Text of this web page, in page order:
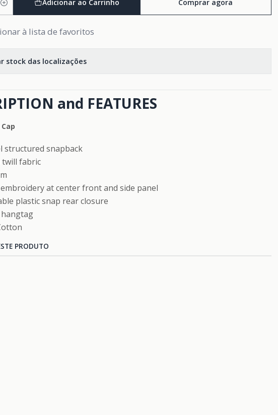
Adicionar ao Carrinho Comprar agora
à lista de favoritos
stock das localizações
and FEATURES
structured snapback
fabric
embroidery at center front and side panel
plastic snap rear closure
hangtag
PRODUTO